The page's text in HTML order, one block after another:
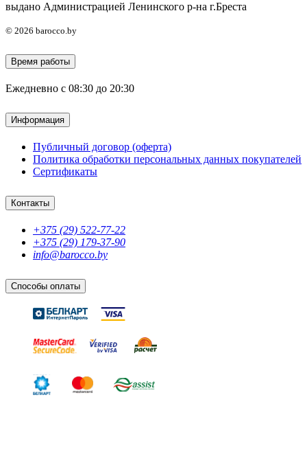
выдано Администрацией Ленинского р-на г.Бреста
© 2026 barocco.by
Время работы
Ежедневно с 08:30 до 20:30
Информация
Публичный договор (оферта)
Политика обработки персональных данных покупателей
Сертификаты
Контакты
+375 (29) 522-77-22
+375 (29) 179-37-90
info@barocco.by
Способы оплаты